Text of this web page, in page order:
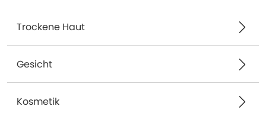
Trockene Haut
Gesicht
Kosmetik